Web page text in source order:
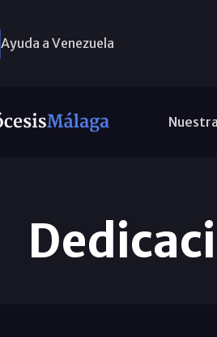
Ayuda a Venezuela